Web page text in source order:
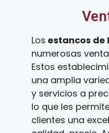
Los estancos de
numerosas
Estos
una amplia
y servicios a
lo que les
clientes una